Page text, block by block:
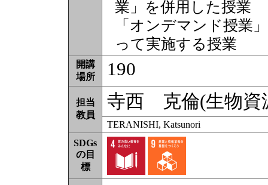
業」を併用した授業
「オンデマンド授業
って実施する授業
開講
場所
190
担当
教員
寺西 克倫(生物資
TERANISHI, Katsunori
SDGs
の目
標